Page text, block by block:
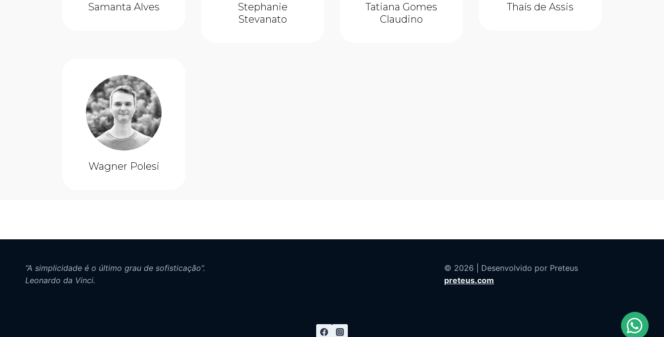
Samanta Alves
Stephanie
Stevanato
Tatiana Gomes
Claudino
Thaís de Assis
Wagner Polesi
“A simplicidade é o último grau de sofisticação”.
Leonardo da Vinci.
© 2026 | Desenvolvido por Preteus
preteus.com